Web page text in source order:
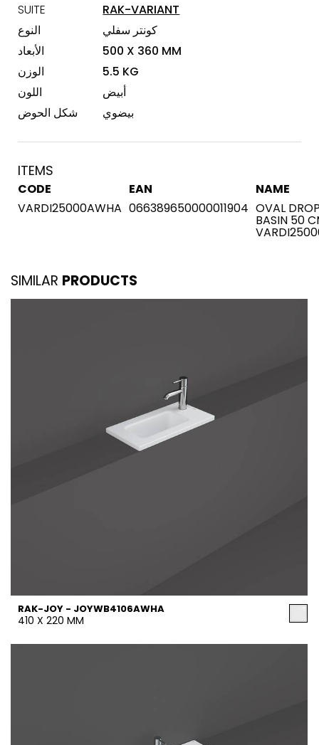
SUITE
RAK-VARIANT
النوع
كونتر سفلي
الأبعاد
500 X 360 MM
الوزن
5.5 KG
اللون
أبيض
شكل الحوض
بيضوي
ITEMS
CODE EAN
NAME
VARDI25000AWHA 066389650000011904 OVAL
BASIN 50
SIMILAR PRODUCTS
RAK-JOY - JOYWB4106AWHA
410 X 220 MM